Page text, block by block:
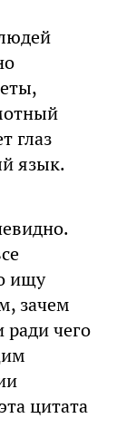
глаз
язык.
ищу
зачем
ради чего
цитата